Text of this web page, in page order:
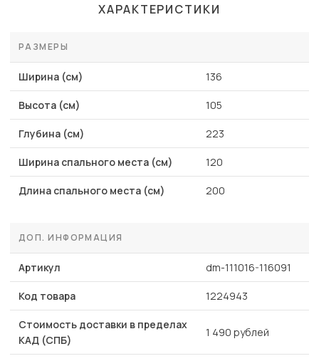
ХАРАКТЕРИСТИКИ
РАЗМЕРЫ
Ширина (см) 136
Высота (см) 105
Глубина (см) 223
Ширина спального места (см) 120
Длина спального места (см) 200
ДОП. ИНФОРМАЦИЯ
Артикул dm-111016-116091
Код товара 1224943
Стоимость доставки в пределах
КАД (СПБ)
1 490 рублей